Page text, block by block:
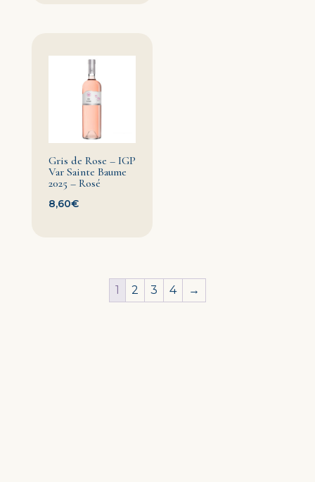
Gris de Rose – IGP
Var Sainte Baume
2025 – Rosé
8,60€
1 2 3 4 →